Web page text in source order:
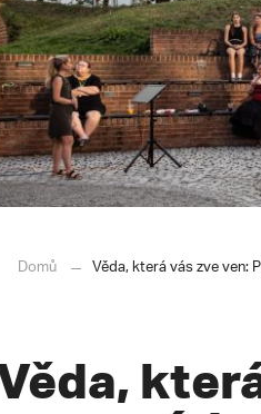
Domů Věda, která vás zve ven: